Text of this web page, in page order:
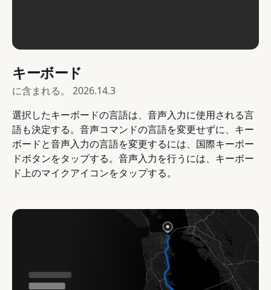
キーボード
に含まれる。 2026.14.3
選択したキーボードの言語は、音声入力に使用される言
語も決定する。音声コマンドの言語を変更せずに、キー
ボードと音声入力の言語を変更するには、国際キーボー
ドボタンをタップする。音声入力を行うには、キーボー
ド上のマイクアイコンをタップする。